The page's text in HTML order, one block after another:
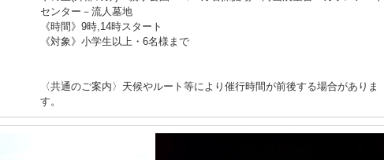
センター－流人墓地
《時間》9時,14時スタート
《対象》小学生以上・6名様まで
〈共通のご案内〉天候やルート等により催行時間が前後する場合がありま
す。